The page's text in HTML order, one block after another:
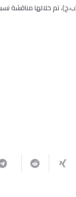
تم خلالها مناقشة